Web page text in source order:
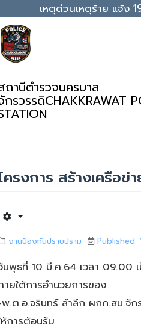
เหตุด่วนเหตุร้าย แจ้ง
ถานีตำรวจนครบาล
กรวรรดิCHAKKRAWAT
ครงการ สร้างเครือ
งานป้องกันปราบปราม Published:
นพุธที่ 10 มี.ค.64 เวลา 09.00
ายใต้การอำนวยการของ
.ต.อ.จรินทร์ ลำลึก ผกก.สน.จัก
ห้การต้อนรับ